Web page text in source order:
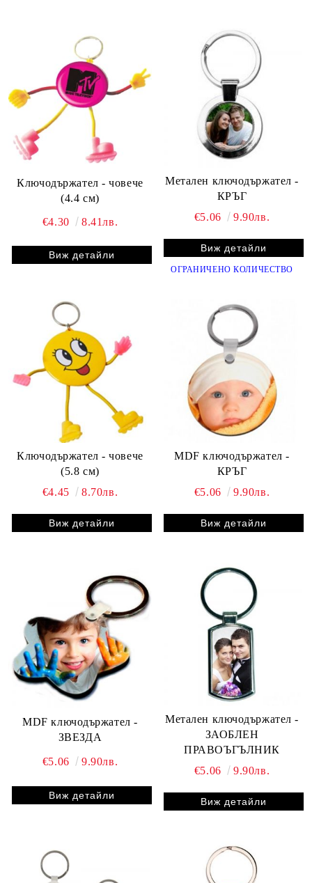
Ключодържател - човече
(4.4 см)
€4.30
8.41лв.
Виж детайли
Метален ключодържател -
КРЪГ
€5.06
9.90лв.
Виж детайли
ОГРАНИЧЕНО КОЛИЧЕСТВО
Ключодържател - човече
(5.8 см)
€4.45
8.70лв.
Виж детайли
MDF ключодържател -
КРЪГ
€5.06
9.90лв.
Виж детайли
MDF ключодържател -
ЗВЕЗДА
€5.06 9.90лв.
Виж детайли
Метален ключодържател -
ЗАОБЛЕН
ПРАВОЪГЪЛНИК
€5.06
9.90лв.
Виж детайли